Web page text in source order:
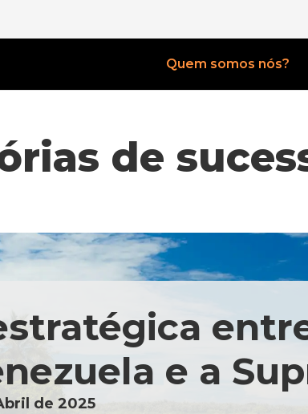
Quem somos nós?
de
e a
de 2025